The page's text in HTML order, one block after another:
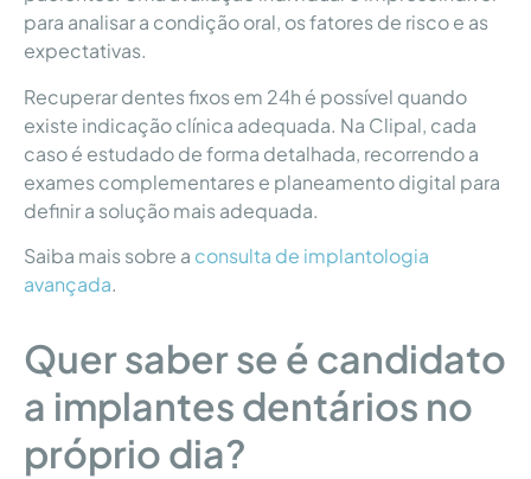
para analisar a condição oral, os fatores de risco e as
expectativas.
Recuperar dentes fixos em 24h é possível quando
existe indicação clínica adequada. Na Clipal, cada
caso é estudado de forma detalhada, recorrendo a
exames complementares e planeamento digital para
definir a solução mais adequada.
Saiba mais sobre a consulta de implantologia
avançada.
Quer saber se é candidato
a implantes dentários no
próprio dia?